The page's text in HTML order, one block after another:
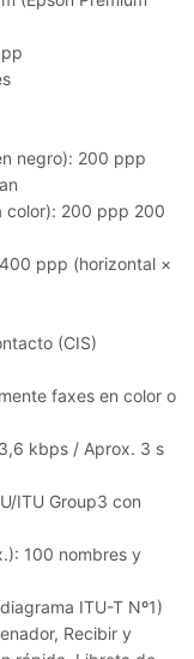
negro): 200 ppp
color): 200 ppp 200
ppp (horizontal ×
(CIS)
faxes en color o
kbps / Aprox. 3 s
ITU Group3 con
100 nombres y
ITU-T Nº1)
Recibir y